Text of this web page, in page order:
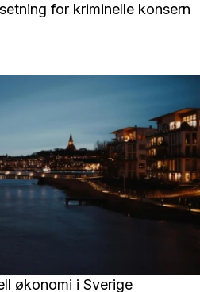
for kriminelle konsern
økonomi i Sverige